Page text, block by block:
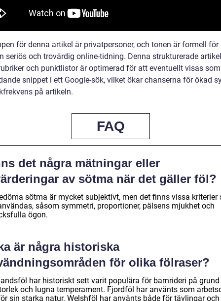
för denna artikel är privatpersoner, och tonen är formell för
seriös och trovärdig online-tidning. Denna strukturerade
och punktlistor är optimerad för att eventuellt visas
snippet i ett Google-sök, vilket ökar chanserna för ökad
på artikeln.
FAQ
det några mätningar eller
av sötma när det gäller föl?
sötma är mycket subjektivt, men det finns vissa kriterier
såsom symmetri, proportioner, pälsens mjukhet och
ögon.
är några historiska
för olika fölraser?
har historiskt sett varit populära för barnrideri på grund
och lugna temperament. Fjordföl har använts som
sin starka natur. Welshföl har använts både för tävlingar